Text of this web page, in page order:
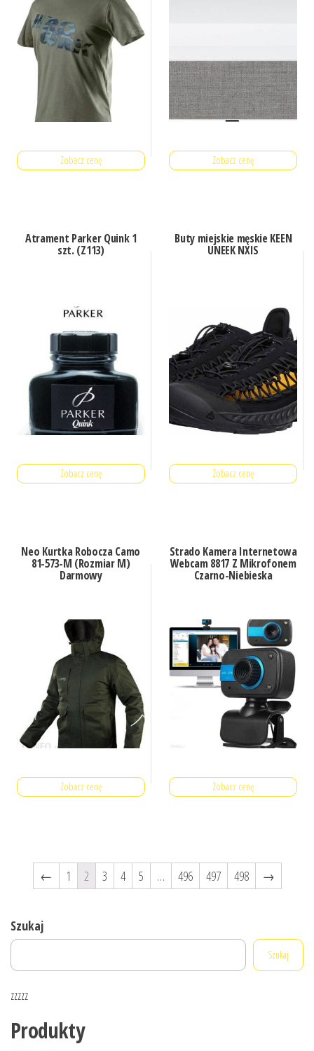
Zobacz cenę Zobacz cenę
Atrament Parker Quink 1
szt. (Z113)
Zobacz cenę
Buty miejskie męskie KEEN
UNEEK NXIS
Zobacz cenę
Neo Kurtka Robocza Camo
81-573-M (Rozmiar M)
Darmowy
Zobacz cenę
Strado Kamera Internetowa
Webcam 8817 Z Mikrofonem
Czarno-Niebieska
Zobacz cenę
← 1 2 3 4 5 … 496 497 498 →
Szukaj
Szukaj
zzzzz
Produkty